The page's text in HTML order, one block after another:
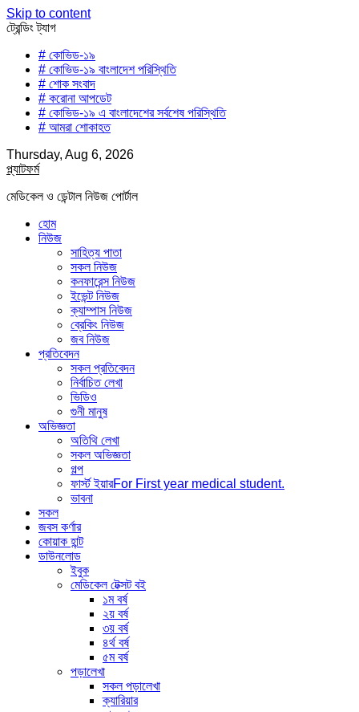
Skip to content
ট্রেন্ডিং ট্যাগ
# কোভিড-১৯
# কোভিড-১৯ বাংলাদেশ পরিস্থিতি
# শোক সংবাদ
# করোনা আপডেট
# কোভিড-১৯ এ বাংলাদেশের সর্বশেষ পরিস্থিতি
# আমরা শোকাহত
Thursday, Aug 6, 2026
প্ল্যাটফর্ম
মেডিকেল ও ডেন্টাল নিউজ পোর্টাল
হোম
নিউজ
সাহিত্য পাতা
সকল নিউজ
কনফারেন্স নিউজ
ইভেন্ট নিউজ
ক্যাম্পাস নিউজ
ব্রেকিং নিউজ
জব নিউজ
প্রতিবেদন
সকল প্রতিবেদন
নির্বাচিত লেখা
ভিডিও
গুনী মানুষ
অভিজ্ঞতা
অতিথি লেখা
সকল অভিজ্ঞতা
গল্প
ফার্স্ট ইয়ারFor First year medical student.
ভাবনা
সকল
জবস কর্ণার
কোয়াক হান্ট
ডাউনলোড
ইবুক
মেডিকেল টেক্সট বই
১ম বর্ষ
২য় বর্ষ
৩য় বর্ষ
৪র্থ বর্ষ
৫ম বর্ষ
পড়ালেখা
সকল পড়ালেখা
ক্যারিয়ার